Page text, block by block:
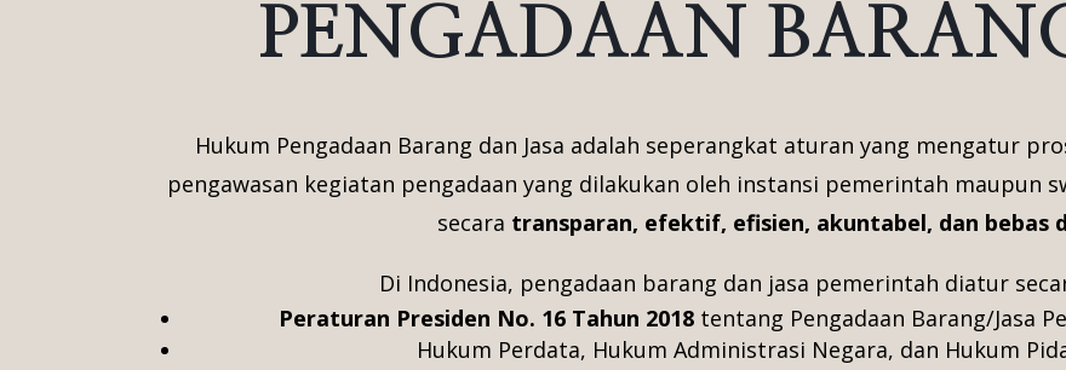
PENGADAAN
Hukum Pengadaan Barang dan Jasa adalah seperangkat aturan yang mengatur
pengawasan kegiatan pengadaan yang dilakukan oleh instansi pemerintah maupun
secara transparan, efektif, efisien, akuntabel, dan bebas
Di Indonesia, pengadaan barang dan jasa pemerintah diatur
Peraturan Presiden No. 16 Tahun 2018 tentang Pengadaan Barang/Jasa
Hukum Perdata, Hukum Administrasi Negara, dan Hukum